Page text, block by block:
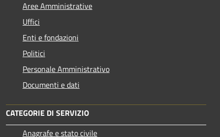
Aree Amministrative
Uffici
Enti e fondazioni
Politici
Personale Amministrativo
Documenti e dati
CATEGORIE DI SERVIZIO
Anagrafe e stato civile